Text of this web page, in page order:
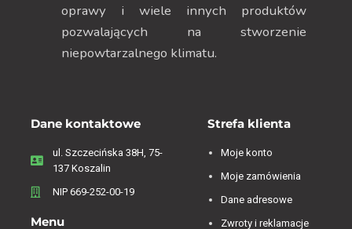
oprawy i wiele innych produktów
pozwalających na stworzenie
niepowtarzalnego klimatu.
Dane kontaktowe
ul. Szczecińska 38H, 75-
137 Koszalin
NIP 669-252-00-19
Menu
Strefa klienta
Moje konto
Moje zamówienia
Dane adresowe
Zwroty i reklamacje